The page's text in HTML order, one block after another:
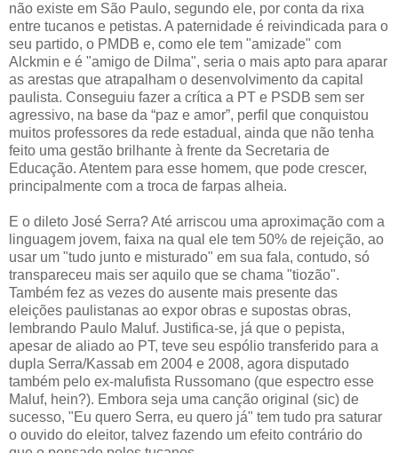
não existe em São Paulo, segundo ele, por conta da rixa
entre tucanos e petistas. A paternidade é reivindicada para o
seu partido, o PMDB e, como ele tem "amizade" com
Alckmin e é "amigo de Dilma", seria o mais apto para aparar
as arestas que atrapalham o desenvolvimento da capital
paulista. Conseguiu fazer a crítica a PT e PSDB sem ser
agressivo, na base da “paz e amor”, perfil que conquistou
muitos professores da rede estadual, ainda que não tenha
feito uma gestão brilhante à frente da Secretaria de
Educação. Atentem para esse homem, que pode crescer,
principalmente com a troca de farpas alheia.
E o dileto José Serra? Até arriscou uma aproximação com a
linguagem jovem, faixa na qual ele tem 50% de rejeição, ao
usar um "tudo junto e misturado" em sua fala, contudo, só
transpareceu mais ser aquilo que se chama "tiozão".
Também fez as vezes do ausente mais presente das
eleições paulistanas ao expor obras e supostas obras,
lembrando Paulo Maluf. Justifica-se, já que o pepista,
apesar de aliado ao PT, teve seu espólio transferido para a
dupla Serra/Kassab em 2004 e 2008, agora disputado
também pelo ex-malufista Russomano (que espectro esse
Maluf, hein?). Embora seja uma canção original (sic) de
sucesso, "Eu quero Serra, eu quero já" tem tudo pra saturar
o ouvido do eleitor, talvez fazendo um efeito contrário do